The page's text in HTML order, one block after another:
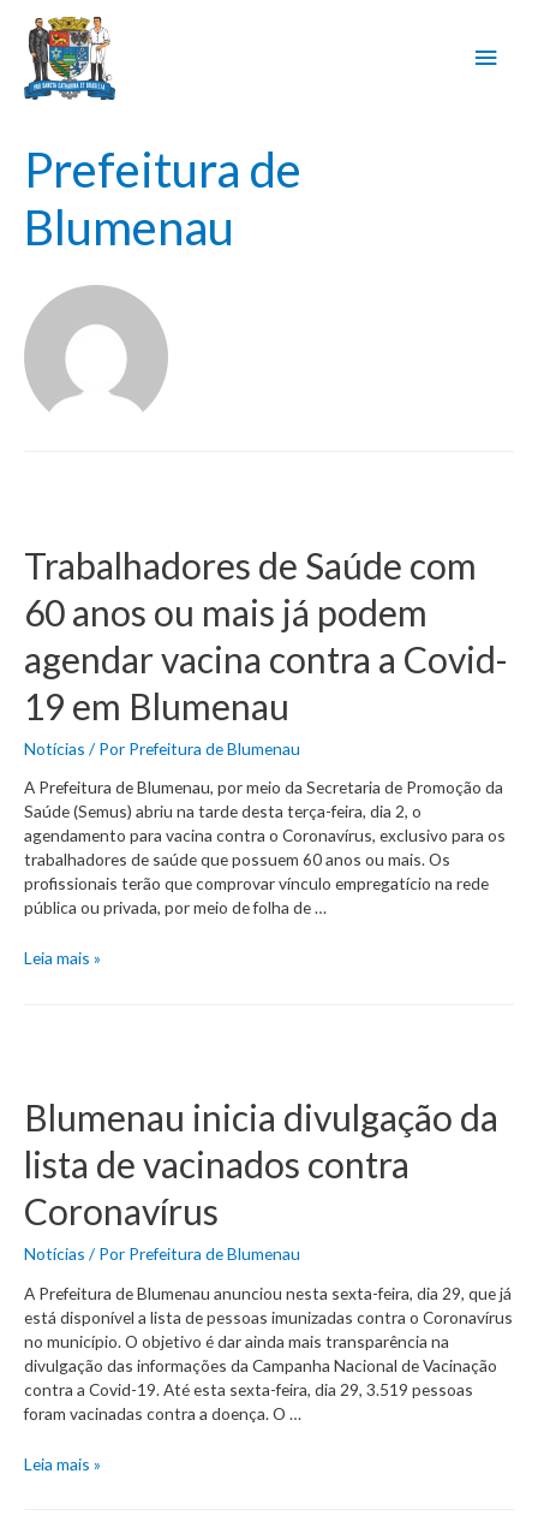
Prefeitura de
Blumenau
Trabalhadores de Saúde com
60 anos ou mais já podem
agendar vacina contra a Covid-
19 em Blumenau
Notícias / Por Prefeitura de Blumenau
A Prefeitura de Blumenau, por meio da Secretaria de Promoção da
Saúde (Semus) abriu na tarde desta terça-feira, dia 2, o
agendamento para vacina contra o Coronavírus, exclusivo para os
trabalhadores de saúde que possuem 60 anos ou mais. Os
profissionais terão que comprovar vínculo empregatício na rede
pública ou privada, por meio de folha de …
Trabalhadores
ou
mais
já
podem
agendar
vacina
contra
Covid-
19
em
Blumenau
Leia mais »
Blumenau inicia divulgação da
lista de vacinados contra
Coronavírus
Notícias / Por Prefeitura de Blumenau
A Prefeitura de Blumenau anunciou nesta sexta-feira, dia 29, que já
está disponível a lista de pessoas imunizadas contra o Coronavírus
no município. O objetivo é dar ainda mais transparência na
divulgação das informações da Campanha Nacional de Vacinação
contra a Covid-19. Até esta sexta-feira, dia 29, 3.519 pessoas
foram vacinadas contra a doença. O …
Blumenau
Leia mais »